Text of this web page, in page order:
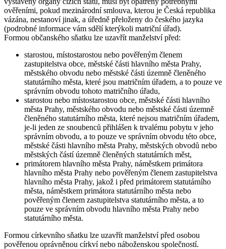
ověřeními, pokud mezinárodní smlouva, kterou je Česká republika
vázána, nestanoví jinak, a úředně přeloženy do českého jazyka
(podrobné informace vám sdělí kterýkoli matriční úřad).
Formou občanského sňatku lze uzavřít manželství před:
starostou, místostarostou nebo pověřeným členem
zastupitelstva obce, městské části hlavního města Prahy,
městského obvodu nebo městské části územně členěného
statutárního města, které jsou matričním úřadem, a to pouze ve
správním obvodu tohoto matričního úřadu,
starostou nebo místostarostou obce, městské části hlavního
města Prahy, městského obvodu nebo městské části územně
členěného statutárního města, které nejsou matričním úřadem,
je-li jeden ze snoubenců přihlášen k trvalému pobytu v jeho
správním obvodu, a to pouze ve správním obvodu této obce,
městské části hlavního města Prahy, městských obvodů nebo
městských částí územně členěných statutárních měst,
primátorem hlavního města Prahy, náměstkem primátora
hlavního města Prahy nebo pověřeným členem zastupitelstva
hlavního města Prahy, jakož i před primátorem statutárního
města, náměstkem primátora statutárního města nebo
pověřeným členem zastupitelstva statutárního města, a to
pouze ve správním obvodu hlavního města Prahy nebo
statutárního města.
Formou církevního sňatku lze uzavřít manželství před osobou
pověřenou oprávněnou církví nebo náboženskou společností.